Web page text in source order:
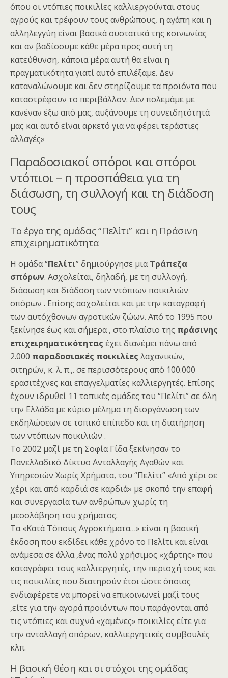
όπου οι ντόπιες ποικιλίες καλλιεργούνται στους
αγρούς και τρέφουν τους ανθρώπους, η αγάπη και η
αλληλεγγύη είναι βασικά συστατικά της κοινωνίας
και αν βαδίσουμε κάθε μέρα προς αυτή τη
κατεύθυνση, κάποια μέρα αυτή θα είναι η
πραγματικότητα γιατί αυτό επιλέξαμε. Δεν
καταναλώνουμε και δεν στηρίζουμε τα προϊόντα που
καταστρέφουν το περιβάλλον. Δεν πολεμάμε με
κανέναν έξω από μας, αυξάνουμε τη συνειδητότητά
μας και αυτό είναι αρκετό για να φέρει τεράστιες
αλλαγές»
Παραδοσιακοί σπόροι και σπόροι
ντόπιοι – η προσπάθεια για τη
διάσωση, τη συλλογή και τη διάδοση
τους
Το έργο της ομάδας “Πελίτι” και η Πράσινη
επιχειρηματικότητα
Η ομάδα “Πελίτι” δημιούργησε μιαΤράπεζα
σπόρων. Ασχολείται, δηλαδή, με τη συλλογή,
διάσωση και διάδοση των ντόπιων ποικιλιών
σπόρων . Επίσης ασχολείται και με την καταγραφή
των αυτόχθονων αγροτικών ζώων. Από το 1995 που
ξεκίνησε έως και σήμερα , στο πλαίσιο της πράσινης
επιχειρηματικότητας έχει διανέμει πάνω από
2.000 παραδοσιακές ποικιλίες λαχανικών,
σιτηρών, κ. λ. π.,. σε περισσότερους από 100.000
ερασιτέχνες και επαγγελματίες καλλιεργητές. Επίσης
έχουν ιδρυθεί 11 τοπικές ομάδες του “Πελίτι” σε όλη
την Ελλάδα με κύριο μέλημα τη διοργάνωση των
εκδηλώσεων σε τοπικό επίπεδο και τη διατήρηση
των ντόπιων ποικιλιών .
Το 2002 μαζί με τη Σοφία Γίδα ξεκίνησαν το
Πανελλαδικό Δίκτυο Ανταλλαγής Αγαθών και
Υπηρεσιών Χωρίς Χρήματα, του “Πελίτι” «Από χέρι σε
χέρι και από καρδιά σε καρδιά» με σκοπό την επαφή
και συνεργασία των ανθρώπων χωρίς τη
μεσολάβηση του χρήματος.
Τα «Κατά Τόπους Αγροκτήματα…» είναι η βασική
έκδοση που εκδίδει κάθε χρόνο το Πελίτι και είναι
ανάμεσα σε άλλα ,ένας πολύ χρήσιμος «χάρτης» που
καταγράφει τους καλλιεργητές, την περιοχή τους και
τις ποικιλίες που διατηρούν έτσι ώστε όποιος
ενδιαφέρετε να μπορεί να επικοινωνεί μαζί τους
,είτε για την αγορά προϊόντων που παράγονται από
τις ντόπιες και συχνά «χαμένες» ποικιλίες είτε για
την ανταλλαγή σπόρων, καλλιεργητικές συμβουλές
κλπ.
Η βασική θέση και οι στόχοι της ομάδας